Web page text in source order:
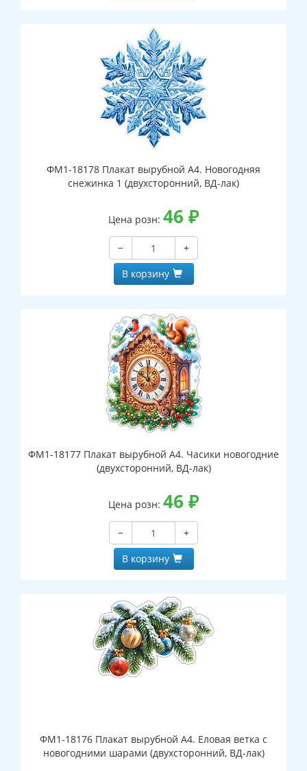
ФМ1-18178 Плакат вырубной А4. Новогодняя
снежинка 1 (двухсторонний, ВД-лак)
Цена розн: 46 ₽
−
+
В корзину
ФМ1-18177 Плакат вырубной А4. Часики новогодние
(двухсторонний, ВД-лак)
Цена розн: 46 ₽
−
+
В корзину
ФМ1-18176 Плакат вырубной А4. Еловая ветка с
новогодними шарами (двухсторонний, ВД-лак)